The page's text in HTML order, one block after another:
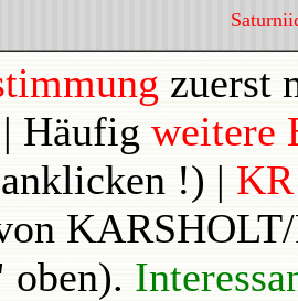
zuerst
Häufig weitere
!) |